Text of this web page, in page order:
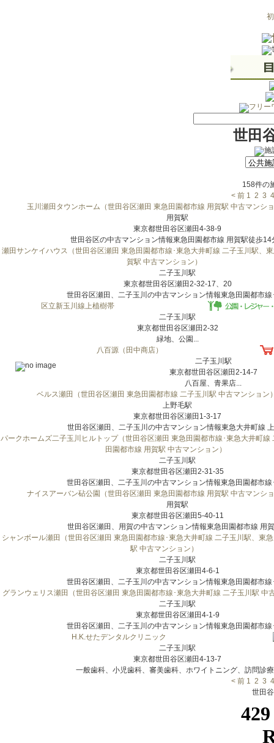
世田
158件の
< 前 1 2 3 4
玉川瀬田タウンホーム（世田谷区瀬田 東急田園都市線 用賀駅 中古マンシ
用賀駅
東京都世田谷区瀬田4-38-9
世田谷区の中古マンション情報東急田園都市線 用賀駅徒歩14
瀬田サンケイハウス（世田谷区瀬田 東急田園都市線･東急大井町線 二子玉川駅、
賀駅 中古マンション）
二子玉川駅
東京都世田谷区瀬田2-32-17、20
世田谷区瀬田、二子玉川の中古マンション情報東急田園都市線
区立新玉川線上植樹帯
二子玉川駅
東京都世田谷区瀬田2-32
緑地、公園...
八百源（田中商店）
二子玉川駅
東京都世田谷区瀬田2-14-7
八百屋、青果店...
ベルス瀬田（世田谷区瀬田 東急田園都市線 二子玉川駅 中古マンション
上野毛駅
東京都世田谷区瀬田1-3-17
世田谷区瀬田、二子玉川の中古マンション情報東急大井町線
パークホームズ二子玉川ヒルトップ（世田谷区瀬田 東急田園都市線･東急大井町線
田園都市線 用賀駅 中古マンション）
二子玉川駅
東京都世田谷区瀬田2-31-35
世田谷区瀬田、二子玉川の中古マンション情報東急田園都市線
ナイスアーバン砧公園（世田谷区瀬田 東急田園都市線 用賀駅 中古マンシ
用賀駅
東京都世田谷区瀬田5-40-11
世田谷区瀬田、用賀の中古マンション情報東急田園都市線 用
シャンボール瀬田（世田谷区瀬田 東急田園都市線･東急大井町線 二子玉川駅、東
駅 中古マンション）
二子玉川駅
東京都世田谷区瀬田4-6-1
世田谷区瀬田、二子玉川の中古マンション情報東急田園都市線
グランウェリス瀬田（世田谷区瀬田 東急田園都市線･東急大井町線 二子玉川駅 中
二子玉川駅
東京都世田谷区瀬田4-1-9
世田谷区瀬田、二子玉川の中古マンション情報東急田園都市線
H.K.せたデンタルクリニック
二子玉川駅
東京都世田谷区瀬田4-13-7
一般歯科、小児歯科、審美歯科、ホワイトニング、訪問診
< 前 1 2 3 4
世田